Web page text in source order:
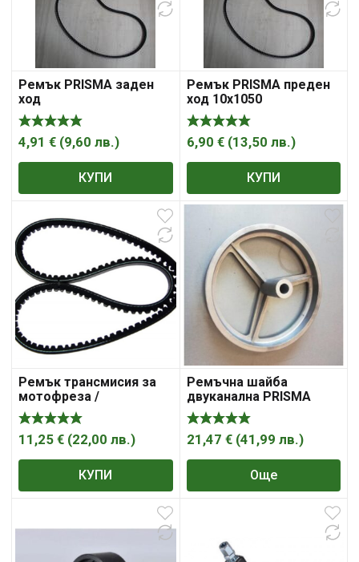
Ремък PRISMA заден
ход
4,91 € (9,60 лв.)
КУПИ
Ремък PRISMA преден
ход 10х1050
6,90 € (13,50 лв.)
КУПИ
Ремък трансмисия за
мотофреза /
мотокултиватор 17 X
963
11,25 € (22,00 лв.)
КУПИ
Ремъчна шайба
двуканална PRISMA
FORTECO
21,47 € (41,99 лв.)
Още